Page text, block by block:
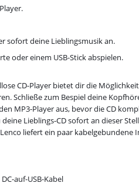
sofort deine Lieblingsmusik an.
oder einem USB-Stick abspielen.
CD-Player bietet dir die
Schließe zum Bespiel deine
MP3-Player aus, bevor die CD
Lieblings-CD sofort an dieser
liefert ein paar kabelgebundene
DC-auf-USB-Kabel